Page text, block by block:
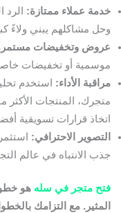
خدمة عملاء ممتازة:
وحل مشاكلهم يبني ولاءً
عروض وتخفيضات
موسمية أو تخفيضات
مراقبة الأداء: استخدم
متجرك، المنتجات الأكثر
اتخاذ قرارات تسويقية
التصوير الاحترافي:
جذب الانتباه في عالم
فتح متجر في سله هو
المثير. مع التزامك